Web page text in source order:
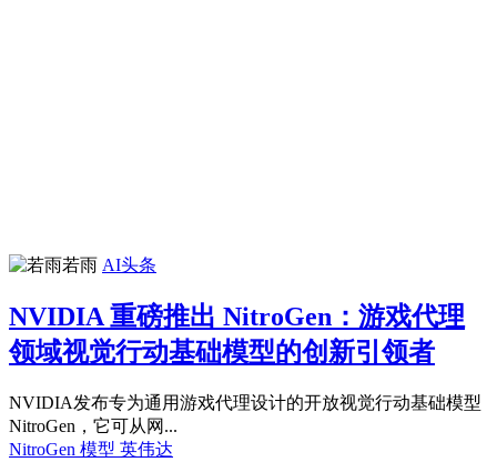
若雨 AI头条
NVIDIA 重磅推出 NitroGen：游戏代理
领域视觉行动基础模型的创新引领者
NVIDIA发布专为通用游戏代理设计的开放视觉行动基础模型
NitroGen，它可从网...
NitroGen 模型 英伟达